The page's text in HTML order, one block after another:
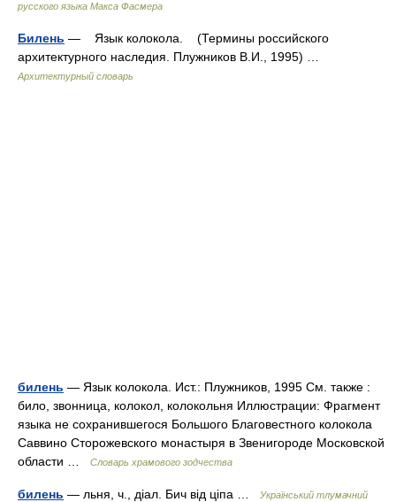
русского языка Макса Фасмера
Билень — Язык колокола. (Термины российского
архитектурного наследия. Плужников В.И., 1995) …
Архитектурный словарь
билень — Язык колокола. Ист.: Плужников, 1995 См. также :
било, звонница, колокол, колокольня Иллюстрации: Фрагмент
языка не сохранившегося Большого Благовестного колокола
Саввино Сторожевского монастыря в Звенигороде Московской
области …
Словарь храмового зодчества
билень — льня, ч., діал. Бич від ціпа …
Український тлумачний